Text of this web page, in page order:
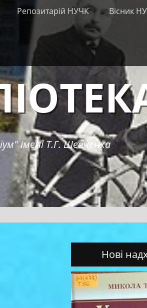
Репозитарій НУЧК
Вісник
імені Т.Г. Шевченка
Нові